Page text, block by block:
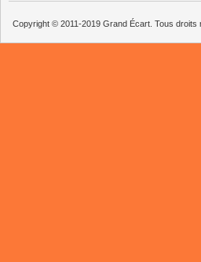
Copyright © 2011-2019 Grand Écart. Tous droits